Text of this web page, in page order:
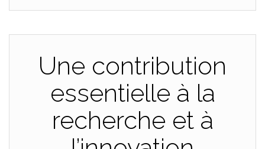
Une contribution
essentielle à la
recherche et à